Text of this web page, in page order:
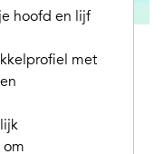
hoofd en lijf
met